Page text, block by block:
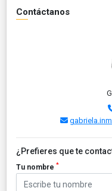
Contáctanos
¿Prefieres que te
Tu nombre *